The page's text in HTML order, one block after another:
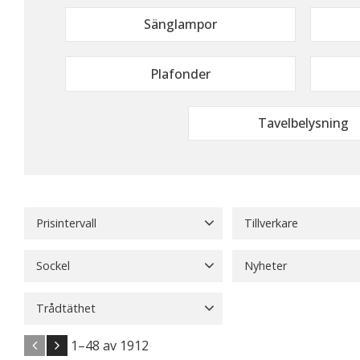
Sänglampor
Plafonder
Tavelbelysning
Prisintervall Tillverkare
Aneta Lighting
Sockel Nyheter
Trådtäthet
100-149
1–48 av 1912